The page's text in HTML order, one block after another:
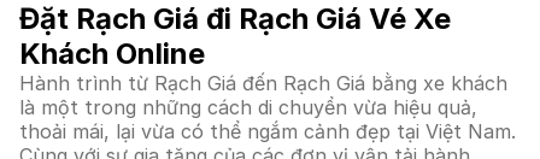
Đặt Rạch Giá đi Rạch Giá Vé Xe
Khách Online
Hành trình từ Rạch Giá đến Rạch Giá bằng xe khách
là một trong những cách di chuyển vừa hiệu quả,
thoải mái, lại vừa có thể ngắm cảnh đẹp tại Việt Nam.